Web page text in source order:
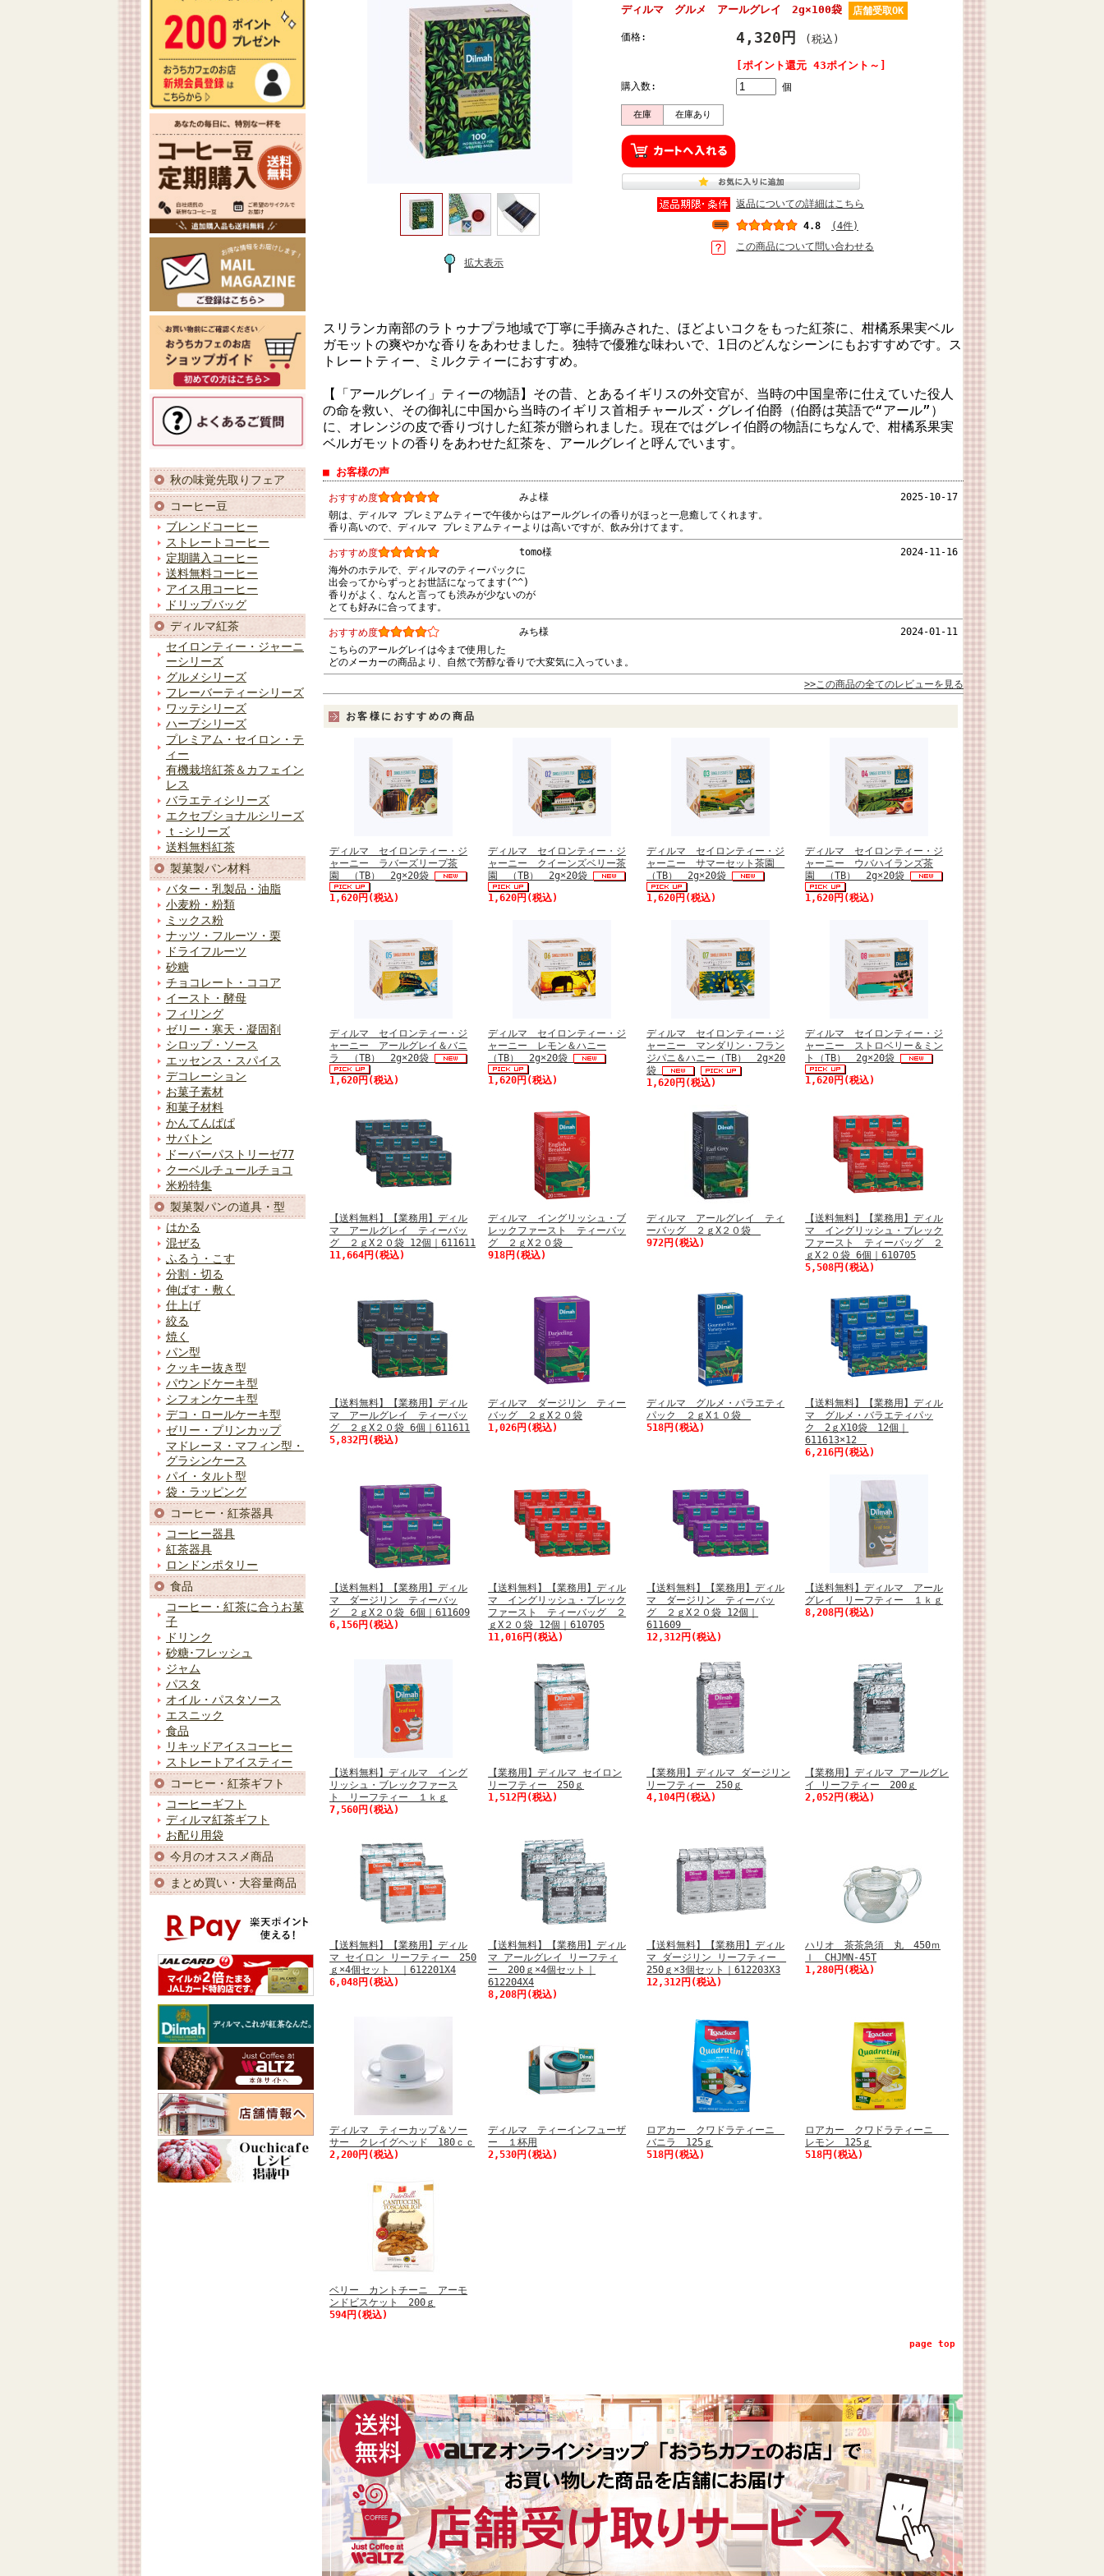
秋の味覚先取りフェア
コーヒー豆
ブレンドコーヒー
ストレートコーヒー
定期購入コーヒー
送料無料コーヒー
アイス用コーヒー
ドリップバッグ
ディルマ紅茶
セイロンティー・ジャーニ
ーシリーズ
グルメシリーズ
フレーバーティーシリーズ
ワッテシリーズ
ハーブシリーズ
プレミアム・セイロン・テ
ィー
有機栽培紅茶＆カフェイン
レス
バラエティシリーズ
エクセプショナルシリーズ
ｔ-シリーズ
送料無料紅茶
製菓製パン材料
バター・乳製品・油脂
小麦粉・粉類
ミックス粉
ナッツ・フルーツ・栗
ドライフルーツ
砂糖
チョコレート・ココア
イースト・酵母
フィリング
ゼリー・寒天・凝固剤
シロップ・ソース
エッセンス・スパイス
デコレーション
お菓子素材
和菓子材料
かんてんぱぱ
サバトン
ドーバーパストリーゼ77
クーベルチュールチョコ
米粉特集
製菓製パンの道具・型
はかる
混ぜる
ふるう・こす
分割・切る
伸ばす・敷く
仕上げ
絞る
焼く
パン型
クッキー抜き型
パウンドケーキ型
シフォンケーキ型
デコ・ロールケーキ型
ゼリー・プリンカップ
マドレーヌ・マフィン型・
グラシンケース
パイ・タルト型
袋・ラッピング
コーヒー・紅茶器具
コーヒー器具
紅茶器具
ロンドンポタリー
食品
コーヒー・紅茶に合うお菓
子
ドリンク
砂糖･フレッシュ
ジャム
パスタ
オイル・パスタソース
エスニック
食品
リキッドアイスコーヒー
ストレートアイスティー
コーヒー・紅茶ギフト
コーヒーギフト
ディルマ紅茶ギフト
お配り用袋
今月のオススメ商品
まとめ買い・大容量商品
拡大表示
ディルマ グルメ アールグレイ 2g×100袋 店舗受取OK
価格: 4,320円 (税込)
[ポイント還元 43ポイント～]
購入数: 個
在庫 在庫あり
返品についての詳細はこちら
4.8
(4件)
この商品について問い合わせる
スリランカ南部のラトゥナプラ地域で丁寧に手摘みされた、ほどよいコクをもった紅茶に、柑橘系果実ベル
ガモットの爽やかな香りをあわせました。独特で優雅な味わいで、1日のどんなシーンにもおすすめです。ス
トレートティー、ミルクティーにおすすめ。
【「アールグレイ」ティーの物語】その昔、とあるイギリスの外交官が、当時の中国皇帝に仕えていた役人
の命を救い、その御礼に中国から当時のイギリス首相チャールズ・グレイ伯爵（伯爵は英語で“アール”）
に、オレンジの皮で香りづけした紅茶が贈られました。現在ではグレイ伯爵の物語にちなんで、柑橘系果実
ベルガモットの香りをあわせた紅茶を、アールグレイと呼んでいます。
■ お客様の声
おすすめ度 みよ様
2025-10-17
朝は、ディルマ プレミアムティーで午後からはアールグレイの香りがほっと一息癒してくれます。
香り高いので、ディルマ プレミアムティーよりは高いですが、飲み分けてます。
おすすめ度 tomo様
2024-11-16
海外のホテルで、ディルマのティーパックに
出会ってからずっとお世話になってます(^^)
香りがよく、なんと言っても渋みが少ないのが
とても好みに合ってます。
おすすめ度 みち様
2024-01-11
こちらのアールグレイは今まで使用した
どのメーカーの商品より、自然で芳醇な香りで大変気に入っていま。
>>この商品の全てのレビューを見る
お客様におすすめの商品
ディルマ セイロンティー・ジ
ャーニー ラバーズリープ茶
園 （TB） 2g×20袋
1,620円(税込)
ディルマ セイロンティー・ジ
ャーニー クイーンズベリー茶
園 （TB） 2g×20袋
1,620円(税込)
ディルマ セイロンティー・ジ
ャーニー サマーセット茶園
（TB） 2g×20袋
1,620円(税込)
ディルマ セイロンティー・ジ
ャーニー ウバハイランズ茶
園 （TB） 2g×20袋
1,620円(税込)
ディルマ セイロンティー・ジ
ャーニー アールグレイ＆バニ
ラ （TB） 2g×20袋
1,620円(税込)
ディルマ セイロンティー・ジ
ャーニー レモン＆ハニー
（TB） 2g×20袋
1,620円(税込)
ディルマ セイロンティー・ジ
ャーニー マンダリン・フラン
ジパニ＆ハニー（TB） 2g×20
袋
1,620円(税込)
ディルマ セイロンティー・ジ
ャーニー ストロベリー＆ミン
ト（TB） 2g×20袋
1,620円(税込)
【送料無料】【業務用】ディル
マ アールグレイ ティーバッ
グ ２ｇX２０袋 12個｜611611
11,664円(税込)
ディルマ イングリッシュ・ブ
レックファースト ティーバッ
グ ２ｇX２０袋
918円(税込)
ディルマ アールグレイ ティ
ーバッグ ２ｇX２０袋
972円(税込)
【送料無料】【業務用】ディル
マ イングリッシュ・ブレック
ファースト ティーバッグ ２
ｇX２０袋 6個｜610705
5,508円(税込)
【送料無料】【業務用】ディル
マ アールグレイ ティーバッ
グ ２ｇX２０袋 6個｜611611
5,832円(税込)
ディルマ ダージリン ティー
バッグ ２ｇX２０袋
1,026円(税込)
ディルマ グルメ・バラエティ
パック ２ｇX１０袋
518円(税込)
【送料無料】【業務用】ディル
マ グルメ・バラエティパッ
ク 2ｇX10袋 12個｜
611613×12
6,216円(税込)
【送料無料】【業務用】ディル
マ ダージリン ティーバッ
グ ２ｇX２０袋 6個｜611609
6,156円(税込)
【送料無料】【業務用】ディル
マ イングリッシュ・ブレック
ファースト ティーバッグ ２
ｇX２０袋 12個｜610705
11,016円(税込)
【送料無料】【業務用】ディル
マ ダージリン ティーバッ
グ ２ｇX２０袋 12個｜
611609
12,312円(税込)
【送料無料】ディルマ アール
グレイ リーフティー １ｋｇ
8,208円(税込)
【送料無料】ディルマ イング
リッシュ・ブレックファース
ト リーフティー １ｋｇ
7,560円(税込)
【業務用】ディルマ セイロン
リーフティー 250ｇ
1,512円(税込)
【業務用】ディルマ ダージリン
リーフティー 250ｇ
4,104円(税込)
【業務用】ディルマ アールグレ
イ リーフティー 200ｇ
2,052円(税込)
【送料無料】【業務用】ディル
マ セイロン リーフティー 250
ｇ×4個セット ｜612201X4
6,048円(税込)
【送料無料】【業務用】ディル
マ アールグレイ リーフティ
ー 200ｇ×4個セット｜
612204X4
8,208円(税込)
【送料無料】【業務用】ディル
マ ダージリン リーフティー
250ｇ×3個セット｜612203X3
12,312円(税込)
ハリオ 茶茶急須 丸 450ｍ
ｌ CHJMN-45T
1,280円(税込)
ディルマ ティーカップ＆ソー
サー クレイグヘッド 180ｃｃ
2,200円(税込)
ディルマ ティーインフューザ
ー １杯用
2,530円(税込)
ロアカー クワドラティーニ
バニラ 125ｇ
518円(税込)
ロアカー クワドラティーニ
レモン 125ｇ
518円(税込)
ベリー カントチーニ アーモ
ンドビスケット 200ｇ
594円(税込)
page top